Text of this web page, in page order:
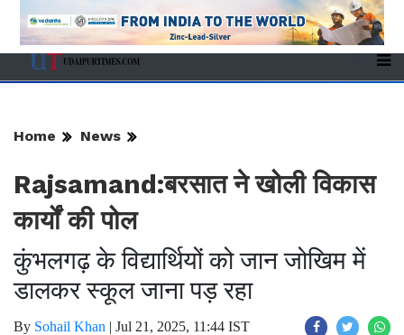
Home News
Rajsamand:बरसात ने खोली विकास
कार्यों की पोल
कुंभलगढ़ के विद्यार्थियों को जान जोखिम में
डालकर स्कूल जाना पड़ रहा
By Sohail Khan | Jul 21, 2025, 11:44 IST